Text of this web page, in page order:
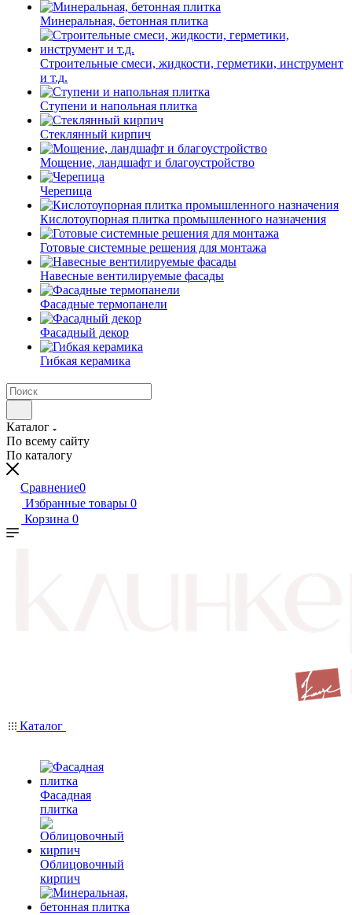
Минеральная, бетонная плитка
Строительные смеси, жидкости, герметики, инструмент
и т.д.
Ступени и напольная плитка
Cтеклянный кирпич
Мощение, ландшафт и благоустройство
Черепица
Кислотоупорная плитка промышленного назначения
Готовые системные решения для монтажа
Навесные вентилируемые фасады
Фасадные термопанели
Фасадный декор
Гибкая керамика
Каталог
По всему сайту
По каталогу
Сравнение0
Избранные товары 0
Корзина 0
Каталог
Фасадная
плитка
Облицовочный
кирпич